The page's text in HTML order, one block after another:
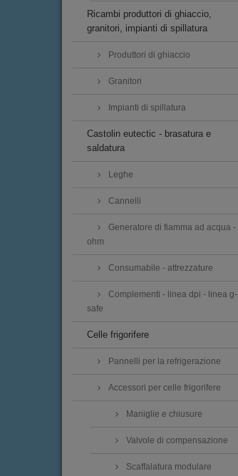
Ricambi produttori di ghiaccio,
granitori, impianti di spillatura
Produttori di ghiaccio
Granitori
Impianti di spillatura
Castolin eutectic - brasatura e
saldatura
Leghe
Cannelli
Generatore di fiamma ad acqua -
ohm
Consumabile - attrezzature
Complementi - linea dpi - linea g-
safe
Celle frigorifere
Pannelli per la refrigerazione
Accessori per celle frigorifere
Maniglie e chiusure
Valvole di compensazione
Scaffalatura modulare